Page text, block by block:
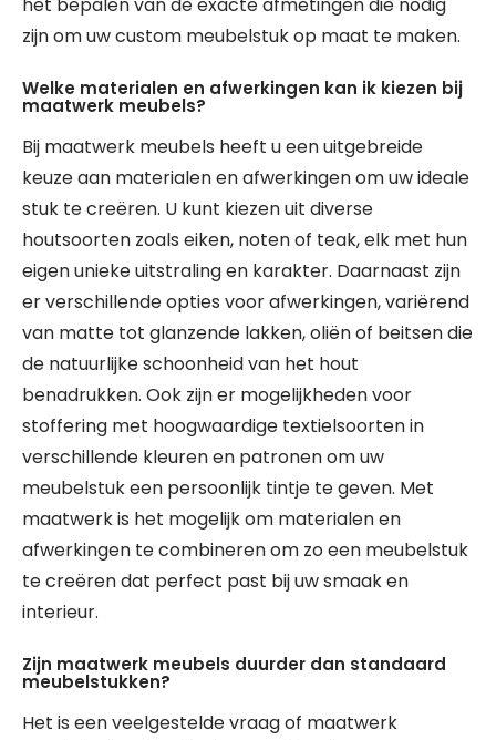
het bepalen van de exacte afmetingen die nodig
zijn om uw custom meubelstuk op maat te maken.
Welke materialen en afwerkingen kan ik kiezen bij
maatwerk meubels?
Bij maatwerk meubels heeft u een uitgebreide
keuze aan materialen en afwerkingen om uw ideale
stuk te creëren. U kunt kiezen uit diverse
houtsoorten zoals eiken, noten of teak, elk met hun
eigen unieke uitstraling en karakter. Daarnaast zijn
er verschillende opties voor afwerkingen, variërend
van matte tot glanzende lakken, oliën of beitsen die
de natuurlijke schoonheid van het hout
benadrukken. Ook zijn er mogelijkheden voor
stoffering met hoogwaardige textielsoorten in
verschillende kleuren en patronen om uw
meubelstuk een persoonlijk tintje te geven. Met
maatwerk is het mogelijk om materialen en
afwerkingen te combineren om zo een meubelstuk
te creëren dat perfect past bij uw smaak en
interieur.
Zijn maatwerk meubels duurder dan standaard
meubelstukken?
Het is een veelgestelde vraag of maatwerk